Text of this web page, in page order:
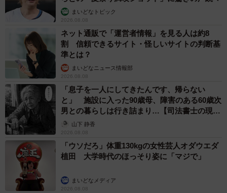
まいどなトピック
2026.08.08
ネット通販で「運営者情報」を見る人は約8
割 信頼できるサイト・怪しいサイトの判断基
準とは？
まいどなニュース情報部
2026.08.08
「息子を一人にしてきたんです、帰らない
と」 施設に入った90歳母、障害のある60歳次
男との暮らしは行き詰まり…【司法書士の現場
から】山下 静香
2026.08.08
「ウソだろ」体重130kgの女性芸人オダウエダ
植田 大学時代のほっそり姿に「マジで」
まいどなメディア
2026.08.08